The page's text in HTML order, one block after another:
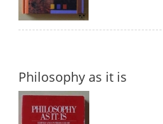
Philosophy as it is